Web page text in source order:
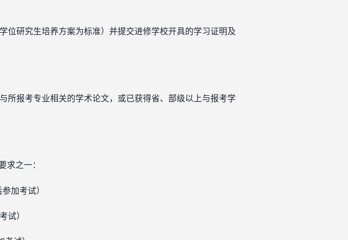
研究生培养方案为标准）并提交进修学校开具的学习证明及
报考专业相关的学术论文，或已获得省、部级以上与报考学
求之一：
加考试）
试）